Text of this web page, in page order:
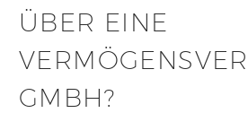
ÜBER EINE
GMBH?